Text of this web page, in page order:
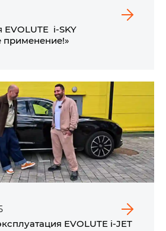
i‑SKY
EVOLUTE i‑JET